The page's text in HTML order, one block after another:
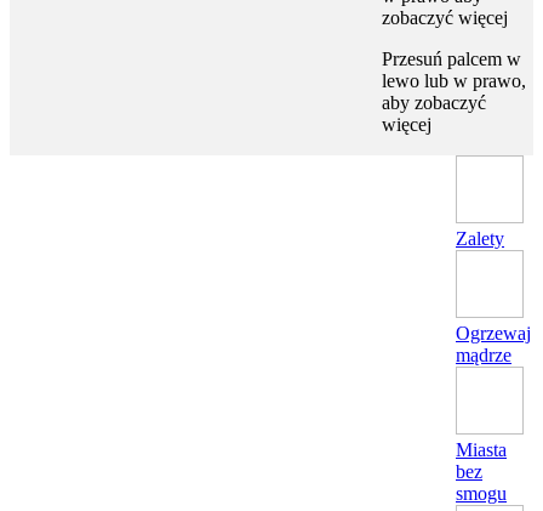
Przesuń palcem w
lewo lub w prawo,
aby zobaczyć
więcej
Zalety
Ogrzewaj
mądrze
Miasta
bez
smogu